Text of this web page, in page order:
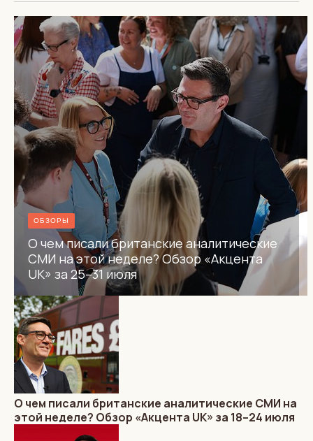
ОБЗОРЫ
О чем писали британские аналитические
СМИ на этой неделе? Обзор «Акцента
UK» за 25–31 июля
О чем писали британские аналитические СМИ на
этой неделе? Обзор «Акцента UK» за 18–24 июля